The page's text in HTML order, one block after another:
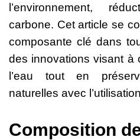
l’environnement,
carbone. Cet article se
composante clé dans
des innovations visant à
l’eau tout en
naturelles avec
Composition